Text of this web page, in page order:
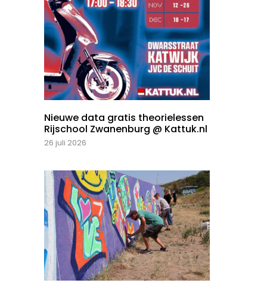
Nieuwe data gratis theorielessen
Rijschool Zwanenburg @ Kattuk.nl
26 juli 2026